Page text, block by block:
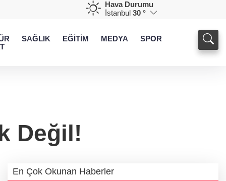
Hava Durumu
İstanbul 30 °
SAĞLIK EĞİTİM MEDYA SPOR
Değil!
En Çok Okunan Haberler